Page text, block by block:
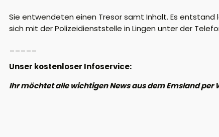
Sie entwendeten einen Tresor samt Inhalt. Es entstand
sich mit der Polizeidienststelle in Lingen unter der
Unser kostenloser Infoservice:
Ihr möchtet alle wichtigen News aus dem Emsland